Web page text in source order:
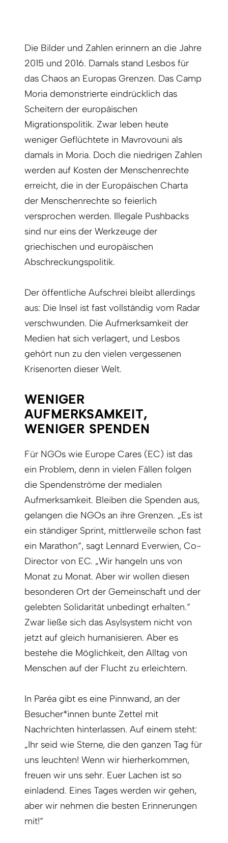
Die Bilder und Zahlen erinnern an die Jahre
2015 und 2016. Damals stand Lesbos für
das Chaos an Europas Grenzen. Das Camp
Moria demonstrierte eindrücklich das
Scheitern der europäischen
Migrationspolitik. Zwar leben heute
weniger Geflüchtete in Mavrovouni als
damals in Moria. Doch die niedrigen Zahlen
werden auf Kosten der Menschenrechte
erreicht, die in der Europäischen Charta
der Menschenrechte so feierlich
versprochen werden. Illegale Pushbacks
sind nur eins der Werkzeuge der
griechischen und europäischen
Abschreckungspolitik.
Der öffentliche Aufschrei bleibt allerdings
aus: Die Insel ist fast vollständig vom Radar
verschwunden. Die Aufmerksamkeit der
Medien hat sich verlagert, und Lesbos
gehört nun zu den vielen vergessenen
Krisenorten dieser Welt.
WENIGER
AUFMERKSAMKEIT,
WENIGER SPENDEN
Für NGOs wie Europe Cares (EC) ist das
ein Problem, denn in vielen Fällen folgen
die Spendenströme der medialen
Aufmerksamkeit. Bleiben die Spenden aus,
gelangen die NGOs an ihre Grenzen. „Es ist
ein ständiger Sprint, mittlerweile schon fast
ein Marathon“, sagt Lennard Everwien, Co-
Director von EC. „Wir hangeln uns von
Monat zu Monat. Aber wir wollen diesen
besonderen Ort der Gemeinschaft und der
gelebten Solidarität unbedingt erhalten.“
Zwar ließe sich das Asylsystem nicht von
jetzt auf gleich humanisieren. Aber es
bestehe die Möglichkeit, den Alltag von
Menschen auf der Flucht zu erleichtern.
In Paréa gibt es eine Pinnwand, an der
Besucher*innen bunte Zettel mit
Nachrichten hinterlassen. Auf einem steht:
„Ihr seid wie Sterne, die den ganzen Tag für
uns leuchten! Wenn wir hierherkommen,
freuen wir uns sehr. Euer Lachen ist so
einladend. Eines Tages werden wir gehen,
aber wir nehmen die besten Erinnerungen
mit!“